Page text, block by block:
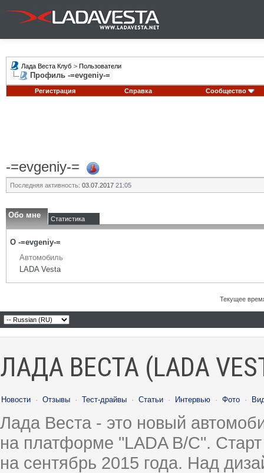
Лада Веста Клуб > Пользователи
Профиль -=evgeniy-=
Регистрация Справка Сообщество
-=evgeniy-=
Последняя активность: 03.07.2017 21:05
Обо мне Статистика
О -=evgeniy-=
Автомобиль
LADA Vesta
Текущее
ЛАДА ВЕСТА (LADA
Новости · Отзывы · Тест-драйвы · Статьи · Интервью · Фото ·
Лада Веста - это новый
на платформе "LADA B/C".
на сентябрь 2015 года. Над